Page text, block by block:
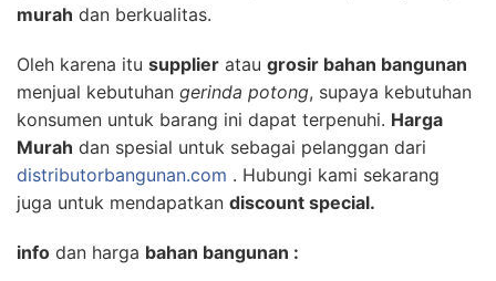
murah dan berkualitas.
Oleh karena itu supplier atau grosir bahan bangunan
menjual kebutuhan gerinda potong, supaya kebutuhan
konsumen untuk barang ini dapat terpenuhi. Harga
Murah dan spesial untuk sebagai pelanggan dari
distributorbangunan.com . Hubungi kami sekarang
juga untuk mendapatkan discount special.
info dan harga bahan bangunan :